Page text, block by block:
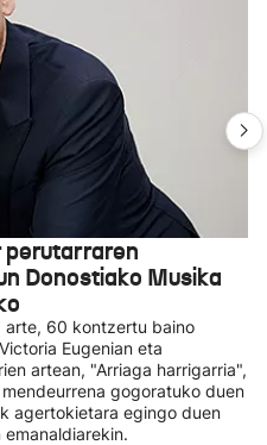
perutarraren
Donostiako Musika
arte, 60 kontzertu baino
Eugenian eta
artean, "Arriaga harrigarria",
gogoratuko duen
agertokietara egingo duen